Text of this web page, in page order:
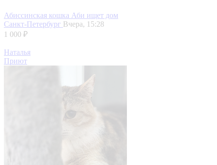
Абиссинская кошка Аби ищет дом
Санкт-Петербург Вчера, 15:28
1 000 ₽
Наталья
Приют